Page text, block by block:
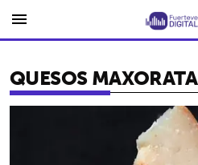
menu
QUESOS MAXORATA